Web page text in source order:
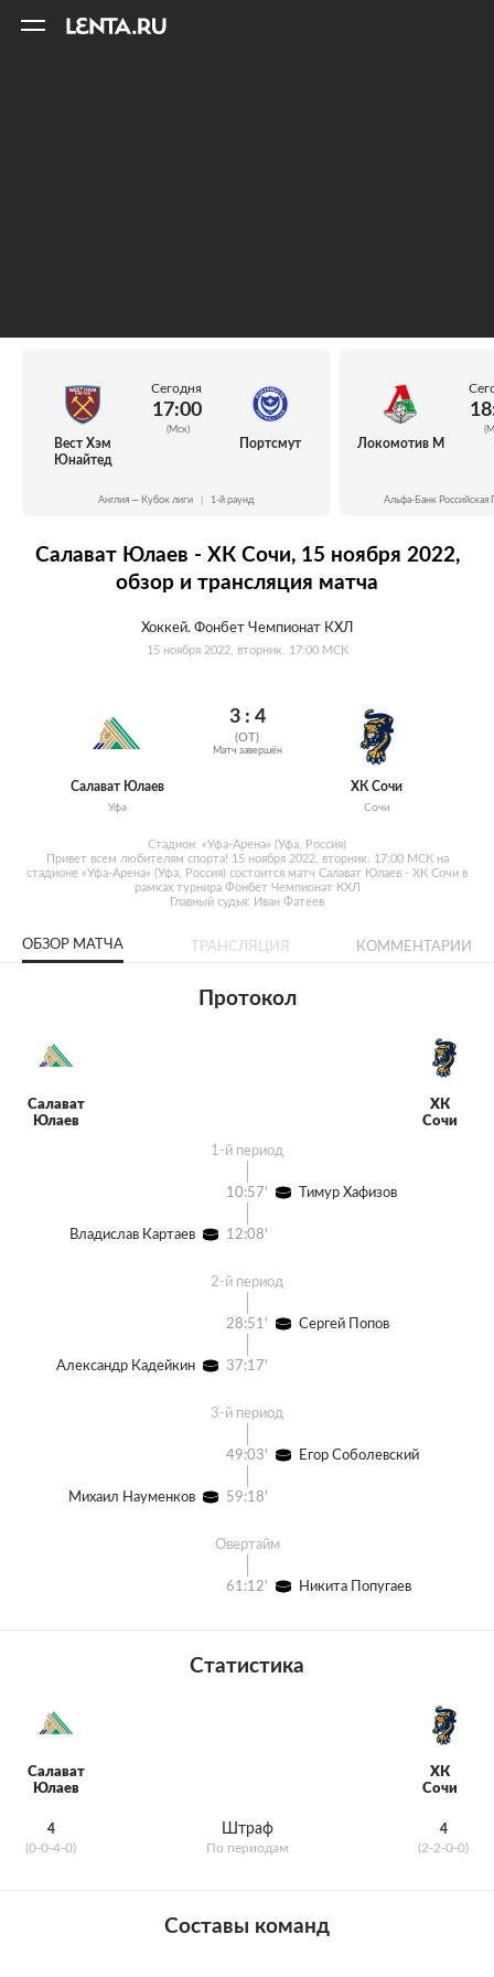
Вест Хэм
Юнайтед
Сегодня
17:00
(Мск)
Портсмут
Англия — Кубок лиги 1-й раунд
Локомотив М
Альфа-Банк Российская
Салават Юлаев - ХК Сочи, 15 ноября 2022,
обзор и трансляция матча
Хоккей. Фонбет Чемпионат КХЛ
15 ноября 2022, вторник. 17:00 МСК
Салават Юлаев
Уфа
3 : 4
(ОТ)
Матч завершён
ХК Сочи
Сочи
Стадион: «Уфа-Арена» (Уфа, Россия)
Привет всем любителям спорта! 15 ноября 2022, вторник. 17:00 МСК на
стадионе «Уфа-Арена» (Уфа, Россия) состоится матч Салават Юлаев - ХК Сочи в
рамках турнира Фонбет Чемпионат КХЛ
Главный судья: Иван Фатеев
ОБЗОР МАТЧА ТРАНСЛЯЦИЯ КОММЕНТАРИИ
Протокол
Салават
Юлаев
ХК
Сочи
1-й период
Тимур Хафизов
10:57'
Владислав Картаев 12:08'
2-й период
Сергей Попов
28:51'
Александр Кадейкин 37:17'
3-й период
Егор Соболевский
49:03'
Михаил Науменков 59:18'
Овертайм
Никита Попугаев
61:12'
Статистика
Салават
Юлаев
ХК
Сочи
4
(0-0-4-0)
Штраф
По периодам
4
(2-2-0-0)
Составы команд